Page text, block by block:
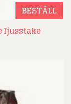
BESTÄLL
ljusstake